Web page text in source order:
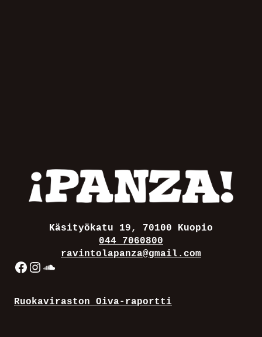
Käsityökatu 19, 70100 Kuopio
044 7060800
ravintolapanza@gmail.com
Facebook
Instagram
SoundCloud
Ruokaviraston Oiva-raportti